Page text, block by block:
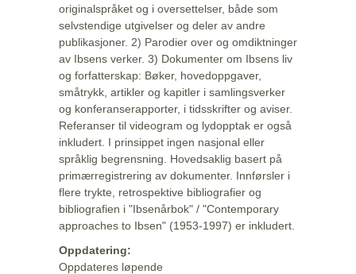
originalspråket og i oversettelser, både som
selvstendige utgivelser og deler av andre
publikasjoner. 2) Parodier over og omdiktninger
av Ibsens verker. 3) Dokumenter om Ibsens liv
og forfatterskap: Bøker, hovedoppgaver,
småtrykk, artikler og kapitler i samlingsverker
og konferanserapporter, i tidsskrifter og aviser.
Referanser til videogram og lydopptak er også
inkludert. I prinsippet ingen nasjonal eller
språklig begrensning. Hovedsaklig basert på
primærregistrering av dokumenter. Innførsler i
flere trykte, retrospektive bibliografier og
bibliografien i "Ibsenårbok" / "Contemporary
approaches to Ibsen" (1953-1997) er inkludert.
Oppdatering:
Oppdateres løpende